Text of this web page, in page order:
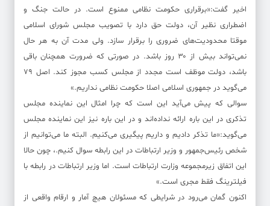
اخیر گفت:«برقراری حکومت نظامی ممنوع است. در حالت جنگ و
اضطراری نظیر آن، دولت حق دارد با تصویب مجلس شورای اسلامی
موقتا محدودیت‌های ضروری را برقرار سازد. ولی مدت آن به هر حال
نمی‌تواند بیش از ۳۰ روز باشد. در صورتی که ضرورت همچنان باقی
باشد، دولت موظف است مجدد از مجلس کسب مجوز کند. اصل ۷۹
می‌گوید در جمهوری اسلامی اصلا حکومت نظامی نداریم.»
سوالی که پیش می‌آید این است که چرا امثال این نماینده مجلس
تذکری در این باره ارائه نداده‌اند و در این باره نیز این نماینده مجلس
می‌گوید:«ما تذکر دادیم و داریم پیگیری می‌کنیم. البته ما می‌توانیم از
شخص رئیس‌جمهور و وزیر ارتباطات در این رابطه سوال کنیم.، چون حالا
این اتفاق زیرمجموعه وزارت ارتباطات است. اما وزیر ارتباطات در رابطه با
فیلترینگ فقط مجری است.»
اکنون گمان می‌رود در شرایطی که مسئولان هیچ آمار و ارقام واقعی از